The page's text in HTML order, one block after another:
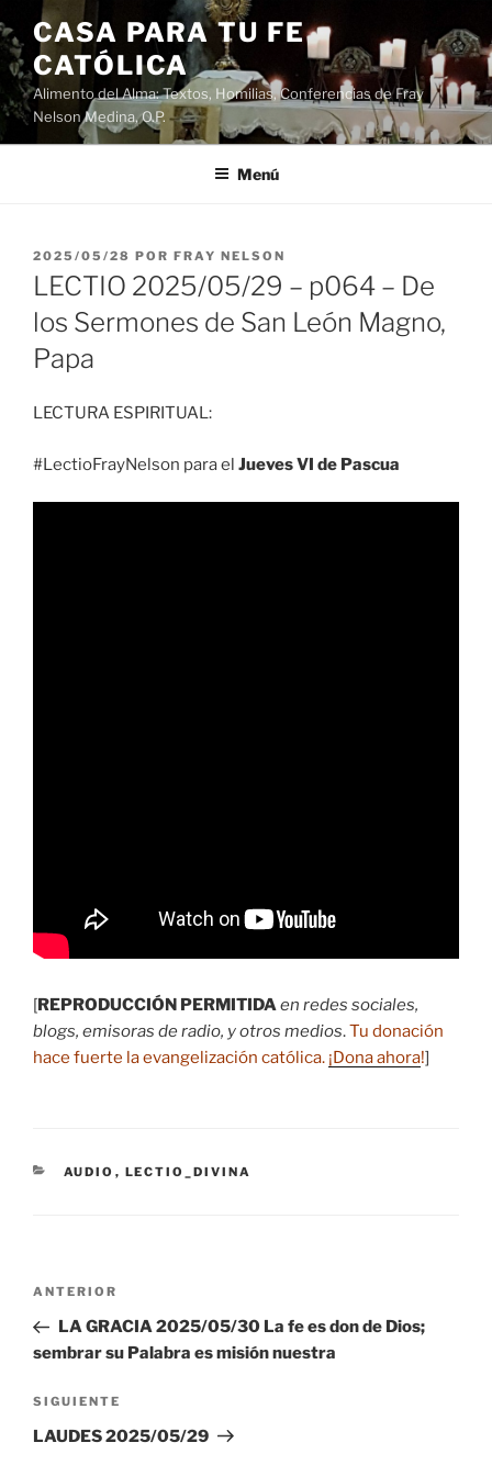
Saltar
al
contenido
CASA PARA TU FE
CATÓLICA
Alimento del Alma: Textos, Homilias, Conferencias de Fray
Nelson Medina, O.P.
Menú
PUBLICADO
EL
2025/05/28 POR FRAY NELSON
LECTIO 2025/05/29 – p064 – De
los Sermones de San León Magno,
Papa
LECTURA ESPIRITUAL:
#LectioFrayNelson para el Jueves VI de Pascua
[REPRODUCCIÓN PERMITIDAen redes sociales,
blogs, emisoras de radio, y otros medios.Tu donación
hace fuerte la evangelización católica. ¡Dona ahora!]
CATEGORÍAS
AUDIO , LECTIO_DIVINA
Navegación
entradas
Entrada
anterior:
ANTERIOR
LA GRACIA 2025/05/30 La fe es don de Dios;
sembrar su Palabra es misión nuestra
Siguiente
entrada
SIGUIENTE
LAUDES 2025/05/29